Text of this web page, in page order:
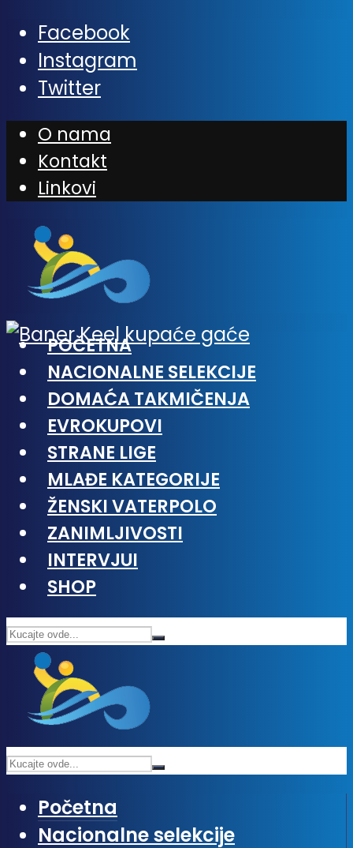
Facebook
Instagram
Twitter
O nama
Kontakt
Linkovi
POČETNA
NACIONALNE SELEKCIJE
DOMAĆA TAKMIČENJA
EVROKUPOVI
STRANE LIGE
MLAĐE KATEGORIJE
ŽENSKI VATERPOLO
ZANIMLJIVOSTI
INTERVJUI
SHOP
Početna
Nacionalne selekcije